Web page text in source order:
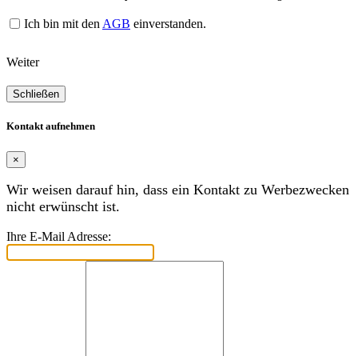
Ich bin mit den AGB einverstanden.
Weiter
Schließen
Kontakt aufnehmen
×
Wir weisen darauf hin, dass ein Kontakt zu Werbezwecken
nicht erwünscht ist.
Ihre E-Mail Adresse: